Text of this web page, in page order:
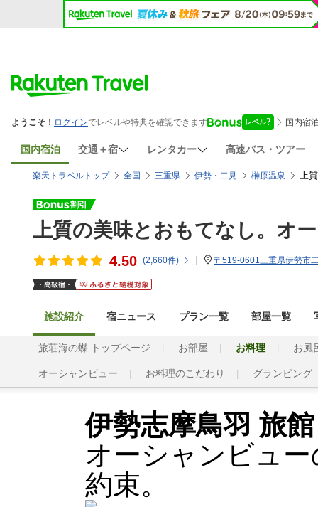
国内宿泊 交通＋宿 レンタカー 高速バス・ツアー
楽天トラベルトップ 全国 三重県 伊勢・二見 榊原温泉 上
上質の美味とおもてなし。
4.50 (2,660件) 〒519-0601三重県伊勢市
施設紹介 宿ニュース プラン一覧 部屋一覧
旅荘海の蝶 トップページ お部屋 お料理 お風
オーシャンビュー お料理のこだわり グランピング
伊勢志摩鳥羽 旅
オーシャンビュ
約束。